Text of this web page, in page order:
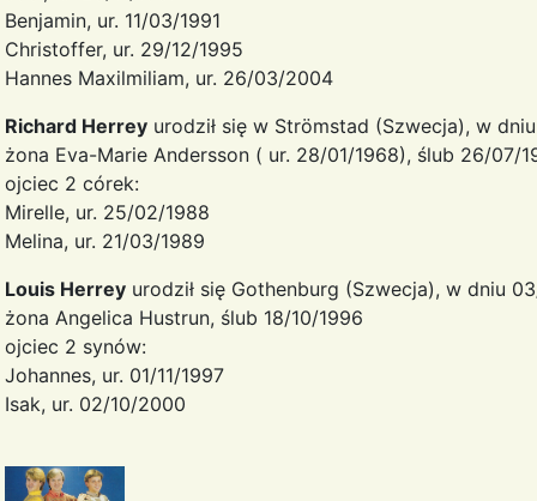
Benjamin, ur. 11/03/1991
Christoffer, ur. 29/12/1995
Hannes Maxilmiliam, ur. 26/03/2004
Richard Herrey urodził się w Strömstad (Szwecja), w
żona Eva-Marie Andersson ( ur. 28/01/1968), ślub 26/07/
ojciec 2 córek:
Mirelle, ur. 25/02/1988
Melina, ur. 21/03/1989
Louis Herrey urodził się Gothenburg (Szwecja), w dniu
żona Angelica Hustrun, ślub 18/10/1996
ojciec 2 synów:
Johannes, ur. 01/11/1997
Isak, ur. 02/10/2000